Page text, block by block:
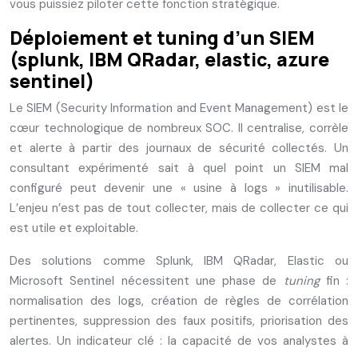
vous puissiez piloter cette fonction stratégique.
Déploiement et tuning d’un SIEM
(splunk, IBM QRadar, elastic, azure
sentinel)
Le SIEM (Security Information and Event Management) est le
cœur technologique de nombreux SOC. Il centralise, corrèle
et alerte à partir des journaux de sécurité collectés. Un
consultant expérimenté sait à quel point un SIEM mal
configuré peut devenir une « usine à logs » inutilisable.
L’enjeu n’est pas de tout collecter, mais de collecter ce qui
est utile et exploitable.
Des solutions comme Splunk, IBM QRadar, Elastic ou
Microsoft Sentinel nécessitent une phase de tuningfin :
normalisation des logs, création de règles de corrélation
pertinentes, suppression des faux positifs, priorisation des
alertes. Un indicateur clé : la capacité de vos analystes à